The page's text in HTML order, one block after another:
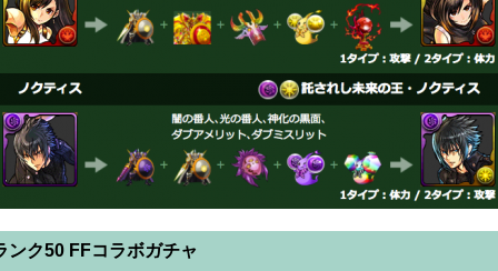
ンク50 FFコラボガチャ